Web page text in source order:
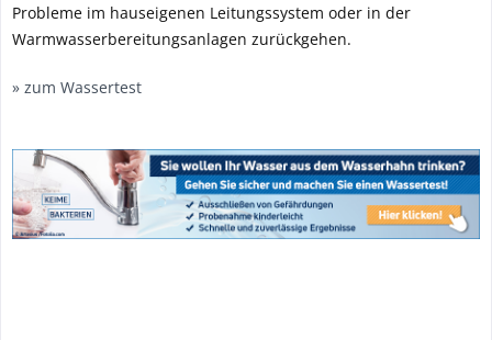
Probleme im hauseigenen Leitungssystem oder in der
Warmwasserbereitungsanlagen zurückgehen.
» zum Wassertest